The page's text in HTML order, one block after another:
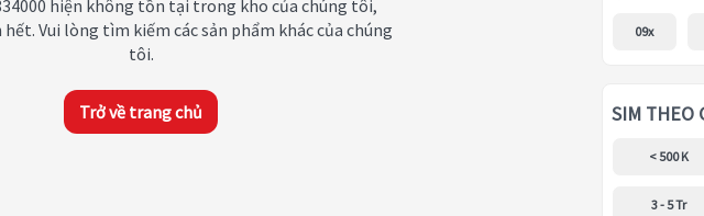
hiện không tồn tại trong kho của chúng tôi,
hết. Vui lòng tìm kiếm các sản phẩm khác của chúng
tôi.
Trở về trang chủ
09x
SIM THEO
< 500 K
3 - 5 Tr